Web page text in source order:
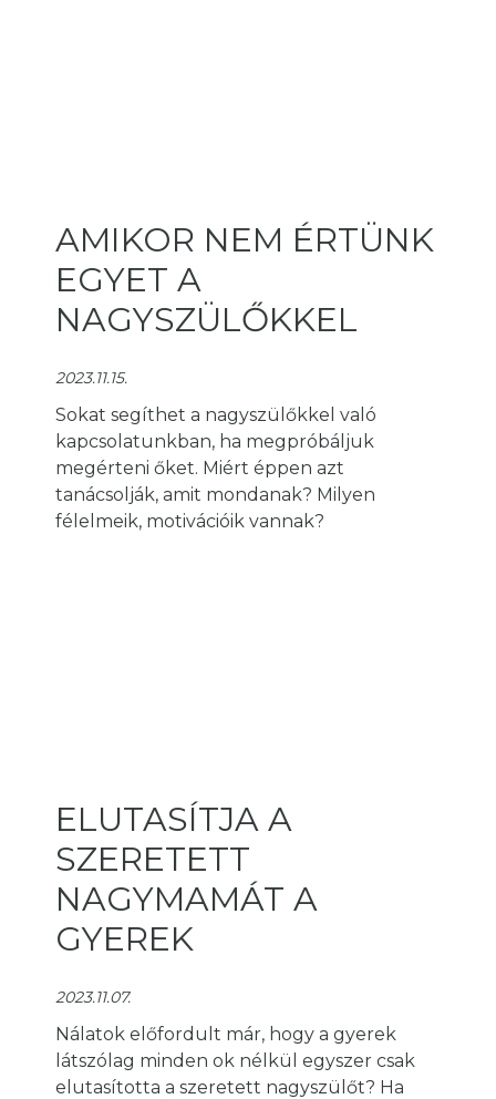
AMIKOR NEM ÉRTÜNK
EGYET A
NAGYSZÜLŐKKEL
2023.11.15.
Sokat segíthet a nagyszülőkkel való
kapcsolatunkban, ha megpróbáljuk
megérteni őket. Miért éppen azt
tanácsolják, amit mondanak? Milyen
félelmeik, motivációik vannak?
ELUTASÍTJA A
SZERETETT
NAGYMAMÁT A
GYEREK
2023.11.07.
Nálatok előfordult már, hogy a gyerek
látszólag minden ok nélkül egyszer csak
elutasította a szeretett nagyszülőt? Ha